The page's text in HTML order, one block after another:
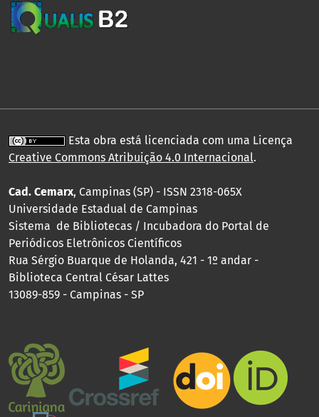
Esta obra está licenciada com uma Licença
Creative Commons Atribuição 4.0 Internacional.
Cad. Cemarx, Campinas (SP) - ISSN 2318-065X
Universidade Estadual de Campinas
Sistema de Bibliotecas / Incubadora do Portal de
Periódicos Eletrônicos Científicos
Rua Sérgio Buarque de Holanda, 421 - 1º andar -
Biblioteca Central César Lattes
13089-859 - Campinas - SP